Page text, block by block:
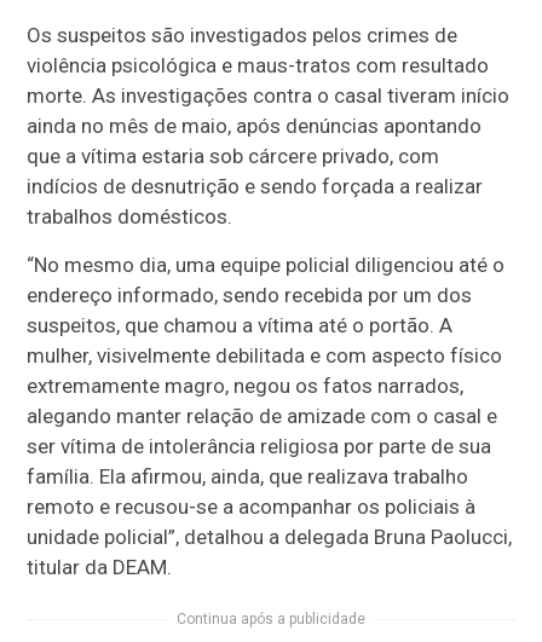
Os suspeitos são investigados pelos crimes de
violência psicológica e maus-tratos com resultado
morte. As investigações contra o casal tiveram início
ainda no mês de maio, após denúncias apontando
que a vítima estaria sob cárcere privado, com
indícios de desnutrição e sendo forçada a realizar
trabalhos domésticos.
“No mesmo dia, uma equipe policial diligenciou até o
endereço informado, sendo recebida por um dos
suspeitos, que chamou a vítima até o portão. A
mulher, visivelmente debilitada e com aspecto físico
extremamente magro, negou os fatos narrados,
alegando manter relação de amizade com o casal e
ser vítima de intolerância religiosa por parte de sua
família. Ela afirmou, ainda, que realizava trabalho
remoto e recusou-se a acompanhar os policiais à
unidade policial”, detalhou a delegada Bruna Paolucci,
titular da DEAM.
Continua após a publicidade